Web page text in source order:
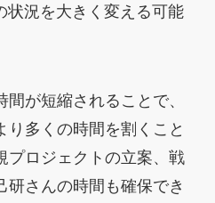
状況を大きく変える可能
が短縮されることで、
り多くの時間を割くこと
プロジェクトの立案、戦
研さんの時間も確保でき